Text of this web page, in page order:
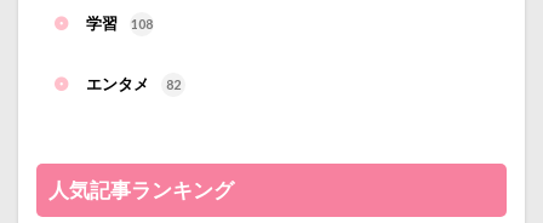
学習 108
エンタメ 82
人気記事ランキング